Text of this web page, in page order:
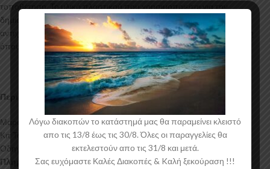
τοποθέτηση. Το υλικό πλαστικού που χρησιμοποιείται για την
δημιουργία προϊόντων έρχεται σε Μαύρο Γυαλιστερό χρώμα και με
αντιχαρακτική επιφάνεια. Συνοδεύεται από προστατευτική μεμβράνη
όπου αφαιρείται πριν την τοποθέτηση.
Περιεχόμενα Συσκευασίας:
Μαρσπιέ Skoda Yeti 5L
Κιτ Τοποθέτησης
Οδηγίες Τοποθέτησης
Πληροφορίες Αποστολής:
Λόγω διακοπών το κατάστημά μας θα παραμείνει κλειστό
απο τις 13/8 έως τις 30/8. Όλες οι παραγγελίες θα
εκτελεστούν απο τις 31/8 και μετά.
Σας ευχόμαστε Καλές Διακοπές & Kαλή ξεκούραση !!!